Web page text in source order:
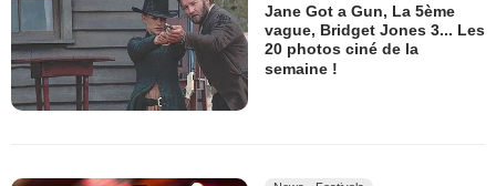
Jane Got a Gun, La 5ème
vague, Bridget Jones 3... Les
20 photos ciné de la
semaine !